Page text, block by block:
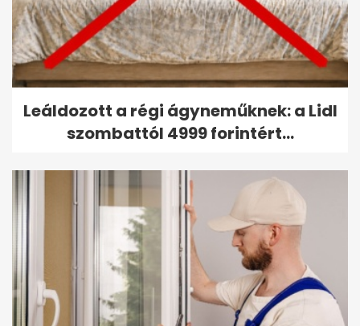
Leáldozott a régi ágyneműknek: a Lidl
szombattól 4999 forintért...